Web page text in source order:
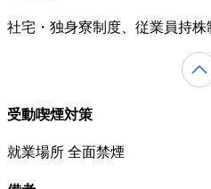
社宅・独身寮制度、従業員持
受動喫煙対策
就業場所 全面禁煙